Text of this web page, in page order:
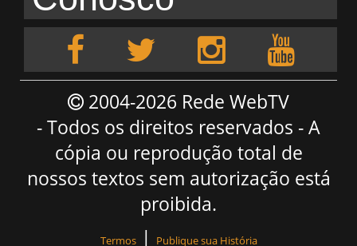
2004-2026 Rede WebTV
- Todos os direitos reservados - A
cópia ou reprodução total de
nossos textos sem autorização está
proibida.
Termos| Publique sua História